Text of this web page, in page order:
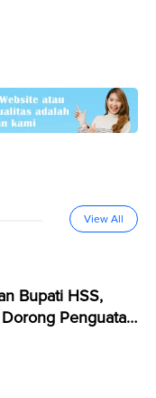
View All
Bupati HSS,
Penguatan